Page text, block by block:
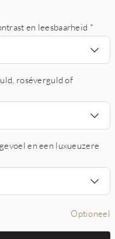
en leesbaarheid *
roséverguld of
en een luxueuzere
Optioneel